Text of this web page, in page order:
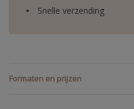
Snelle verzending
Formaten en prijzen